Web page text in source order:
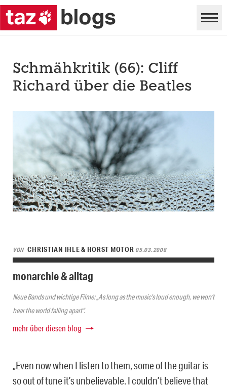
Schmähkritik (66): Cliff
Richard über die Beatles
VON CHRISTIAN IHLE & HORST MOTOR 05.03.2008
monarchie & alltag
Neue Bands und wichtige Filme: „As long as the music’s loud enough, we won’t
hear the world falling apart“.
mehr über diesen blog
„Even now when I listen to them, some of the guitar is
so out of tune it’s unbelievable. I couldn’t believe that